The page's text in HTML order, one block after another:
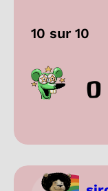
10 sur 10
0